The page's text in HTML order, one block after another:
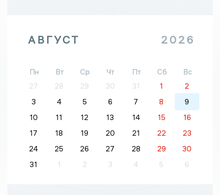
АВГУСТ 2026
Пн Вт Ср Чт Пт Сб
Вс
27
28 29 30 31 1
2
3
4 5 6 7 8
9
10
11 12 13 14 15
16
17
18 19 20 21 22
23
24
25 26 27 28 29
30
31
1 2 3 4 5 6